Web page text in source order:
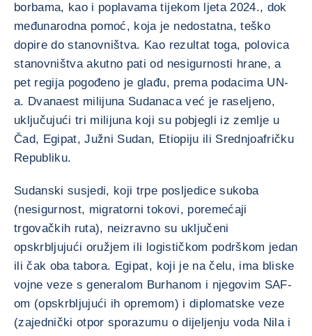
borbama, kao i poplavama tijekom ljeta 2024., dok
međunarodna pomoć, koja je nedostatna, teško
dopire do stanovništva. Kao rezultat toga, polovica
stanovništva akutno pati od nesigurnosti hrane, a
pet regija pogođeno je glađu, prema podacima UN-
a. Dvanaest milijuna Sudanaca već je raseljeno,
uključujući tri milijuna koji su pobjegli iz zemlje u
Čad, Egipat, Južni Sudan, Etiopiju ili Srednjoafričku
Republiku.
Sudanski susjedi, koji trpe posljedice sukoba
(nesigurnost, migratorni tokovi, poremećaji
trgovačkih ruta), neizravno su uključeni
opskrbljujući oružjem ili logističkom podrškom jedan
ili čak oba tabora. Egipat, koji je na čelu, ima bliske
vojne veze s generalom Burhanom i njegovim SAF-
om (opskrbljujući ih opremom) i diplomatske veze
(zajednički otpor sporazumu o dijeljenju voda Nila i